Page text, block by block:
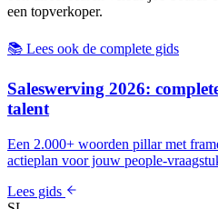
een topverkoper.
📚 Lees ook de complete gids
Saleswerving 2026:
talent
Een 2.000+ woorden pillar met
actieplan voor jouw people-
Lees gids